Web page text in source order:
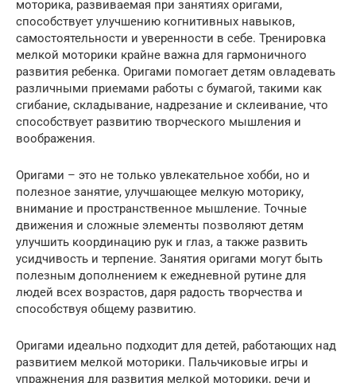
моторика, развиваемая при занятиях оригами,
способствует улучшению когнитивных навыков,
самостоятельности и уверенности в себе. Тренировка
мелкой моторики крайне важна для гармоничного
развития ребенка. Оригами помогает детям овладевать
различными приемами работы с бумагой, такими как
сгибание, складывание, надрезание и склеивание, что
способствует развитию творческого мышления и
воображения.
Оригами – это не только увлекательное хобби, но и
полезное занятие, улучшающее мелкую моторику,
внимание и пространственное мышление. Точные
движения и сложные элементы позволяют детям
улучшить координацию рук и глаз, а также развить
усидчивость и терпение. Занятия оригами могут быть
полезным дополнением к ежедневной рутине для
людей всех возрастов, даря радость творчества и
способствуя общему развитию.
Оригами идеально подходит для детей, работающих над
развитием мелкой моторики. Пальчиковые игры и
упражнения для развития мелкой моторики, речи и